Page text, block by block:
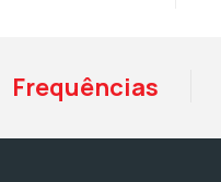
Frequências